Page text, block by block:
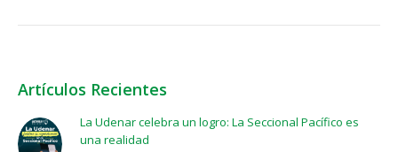
Artículos Recientes
La Udenar celebra un logro: La Seccional Pacífico es
una realidad